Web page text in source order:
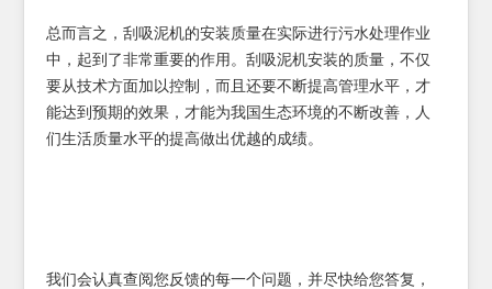
总而言之，刮吸泥机的安装质量在实际进行污水处理作业
中，起到了非常重要的作用。刮吸泥机安装的质量，不仅
要从技术方面加以控制，而且还要不断提高管理水平，才
能达到预期的效果，才能为我国生态环境的不断改善，人
们生活质量水平的提高做出优越的成绩。
我们会认真查阅您反馈的每一个问题，并尽快给您答复，